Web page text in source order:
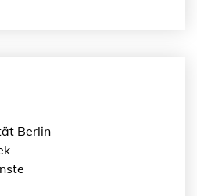
Berlin